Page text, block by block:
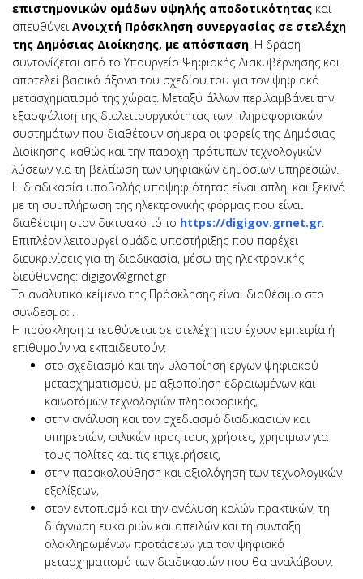
επιστημονικών ομάδων υψηλής αποδοτικότητας και
απευθύνει Ανοιχτή Πρόσκληση συνεργασίας σε στελέχη
της Δημόσιας Διοίκησης, με απόσπαση. Η δράση
συντονίζεται από το Υπουργείο Ψηφιακής Διακυβέρνησης και
αποτελεί βασικό άξονα του σχεδίου του για τον ψηφιακό
μετασχηματισμό της χώρας. Μεταξύ άλλων περιλαμβάνει την
εξασφάλιση της διαλειτουργικότητας των πληροφοριακών
συστημάτων που διαθέτουν σήμερα οι φορείς της Δημόσιας
Διοίκησης, καθώς και την παροχή πρότυπων τεχνολογικών
λύσεων για τη βελτίωση των ψηφιακών δημόσιων υπηρεσιών.
Η διαδικασία υποβολής υποψηφιότητας είναι απλή, και ξεκινά
με τη συμπλήρωση της ηλεκτρονικής φόρμας που είναι
διαθέσιμη στον δικτυακό τόπο https://digigov.grnet.gr.
Επιπλέον λειτουργεί ομάδα υποστήριξης που παρέχει
διευκρινίσεις για τη διαδικασία, μέσω της ηλεκτρονικής
διεύθυνσης: digigov@grnet.gr
Το αναλυτικό κείμενο της Πρόσκλησης είναι διαθέσιμο στο
σύνδεσμο: .
Η πρόσκληση απευθύνεται σε στελέχη που έχουν εμπειρία ή
επιθυμούν να εκπαιδευτούν:
στο σχεδιασμό και την υλοποίηση έργων ψηφιακού
μετασχηματισμού, με αξιοποίηση εδραιωμένων και
καινοτόμων τεχνολογιών πληροφορικής,
στην ανάλυση και τον σχεδιασμό διαδικασιών και
υπηρεσιών, φιλικών προς τους χρήστες, χρήσιμων για
τους πολίτες και τις επιχειρήσεις,
στην παρακολούθηση και αξιολόγηση των τεχνολογικών
εξελίξεων,
στον εντοπισμό και την ανάλυση καλών πρακτικών, τη
διάγνωση ευκαιριών και απειλών και τη σύνταξη
ολοκληρωμένων προτάσεων για τον ψηφιακό
μετασχηματισμό των διαδικασιών που θα αναλάβουν.